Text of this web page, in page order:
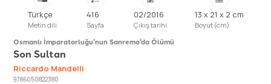
Türkçe
Metin dili
416
Sayfa
02/2016
Çıkış tarihi
13 x 21 x 2 cm
Boyut (cm)
Osmanlı İmparatorluğu’nun Sanremo’da Ölümü
Son Sultan
Riccardo Mandelli
9786050822380